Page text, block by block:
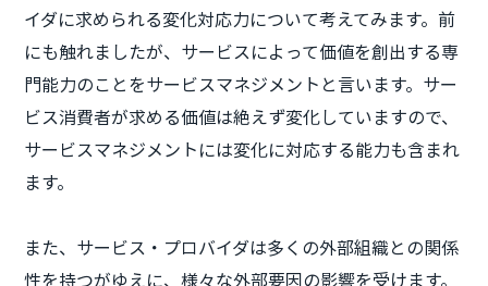
イダに求められる変化対応力について考えてみます。前
にも触れましたが、サービスによって価値を創出する専
門能力のことをサービスマネジメントと言います。サー
ビス消費者が求める価値は絶えず変化していますので、
サービスマネジメントには変化に対応する能力も含まれ
ます。
また、サービス・プロバイダは多くの外部組織との関係
性を持つがゆえに、様々な外部要因の影響を受けます。